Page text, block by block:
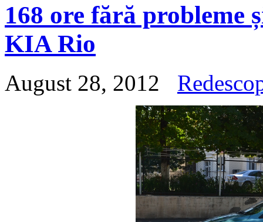
168 ore fără probleme
KIA Rio
August 28, 2012